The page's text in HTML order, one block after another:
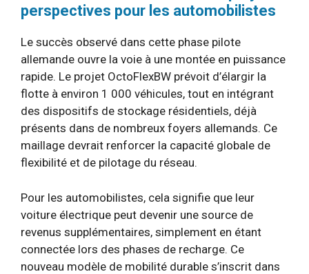
perspectives pour les automobilistes
Le succès observé dans cette phase pilote
allemande ouvre la voie à une montée en puissance
rapide. Le projet OctoFlexBW prévoit d’élargir la
flotte à environ 1 000 véhicules, tout en intégrant
des dispositifs de stockage résidentiels, déjà
présents dans de nombreux foyers allemands. Ce
maillage devrait renforcer la capacité globale de
flexibilité et de pilotage du réseau.
Pour les automobilistes, cela signifie que leur
voiture électrique peut devenir une source de
revenus supplémentaires, simplement en étant
connectée lors des phases de recharge. Ce
nouveau modèle de mobilité durable s’inscrit dans